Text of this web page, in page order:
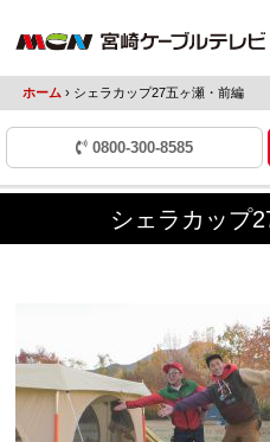
ホーム ›シェラカップ27五ヶ瀬・前編
0800-300-8585
シェラカップ